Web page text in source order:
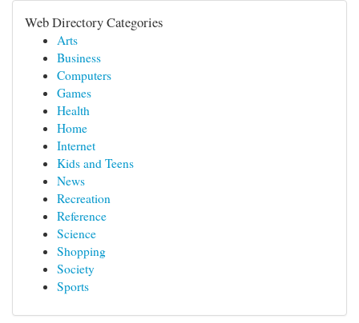
Web Directory Categories
Arts
Business
Computers
Games
Health
Home
Internet
Kids and Teens
News
Recreation
Reference
Science
Shopping
Society
Sports